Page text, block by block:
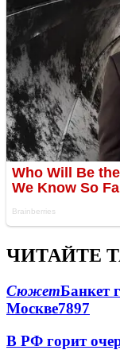
ЧИТАЙТЕ
СюжетБанкет
Москве7897
В РФ горит